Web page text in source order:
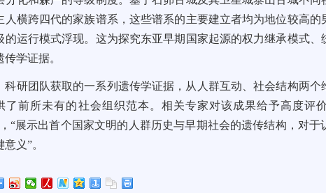
人横跨四代的家族谱系，这些谱系的主要建立者均为地位较高
的运行模式浮现。这为探究东亚早期国家起源的权力继承模式
传学证据。
科研团队获取的一系列遗传学证据，从人群互动、社会结构两
了前所未有的社会组织范本。相关专家对该成果给予高度评
“展示出首个国家文明的人群历史与早期社会的遗传结构，对
意义”。